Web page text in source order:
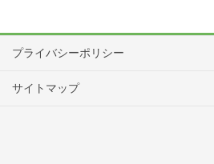
プライバシーポリシー
サイトマップ